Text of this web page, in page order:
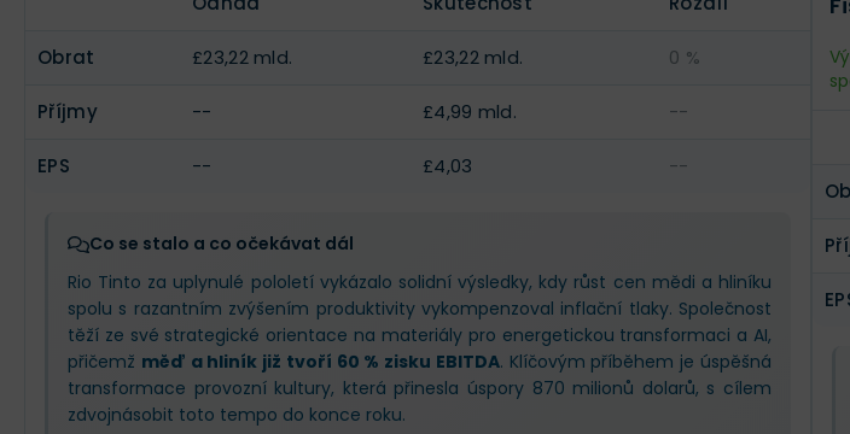
Obrat £23,22 mld. £23,22 mld. 0 %
Příjmy -- £4,99 mld. --
EPS -- £4,03 --
Co se stalo a co očekávat dál
Rio Tinto za uplynulé pololetí vykázalo solidní výsledky, kdy růst cen mědi a hliníku
spolu s razantním zvýšením produktivity vykompenzoval inflační tlaky. Společnost
těží ze své strategické orientace na materiály pro energetickou transformaci a AI,
přičemž měď a hliník již tvoří 60 % zisku EBITDA. Klíčovým příběhem je úspěšná
transformace provozní kultury, která přinesla úspory 870 milionů dolarů, s cílem
zdvojnásobit toto tempo do konce roku.